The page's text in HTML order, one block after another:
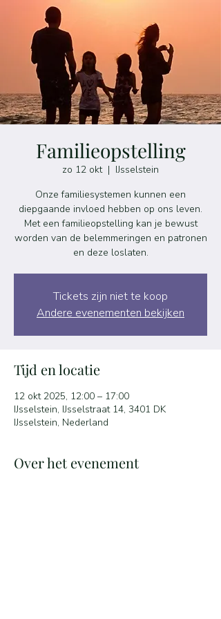
Familieopstelling
zo 12 okt
  |
IJsselstein
Onze familiesystemen kunnen een
diepgaande invloed hebben op ons leven.
Met een familieopstelling kan je bewust
worden van de belemmeringen en patronen
en deze loslaten.
Tickets zijn niet te koop
Andere evenementen bekijken
Tijd en locatie
12 okt 2025, 12:00 – 17:00
IJsselstein, IJsselstraat 14, 3401 DK
IJsselstein, Nederland
Over het evenement